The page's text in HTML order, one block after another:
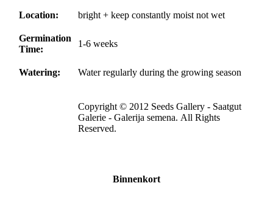
Location: bright + keep constantly moist not wet
Germination
Time:
1-6 weeks
Watering: Water regularly during the growing season
Copyright © 2012 Seeds Gallery - Saatgut
Galerie - Galerija semena. All Rights
Reserved.
Binnenkort